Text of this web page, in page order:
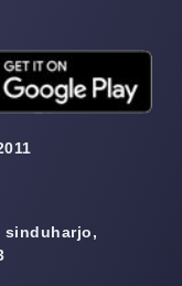
sinduharjo,